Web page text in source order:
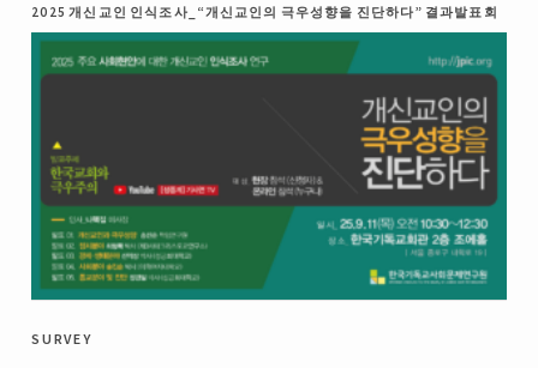
2025 개신교인 인식조사_“개신교인의 극우성향을 진단하다” 결과발표회
survey